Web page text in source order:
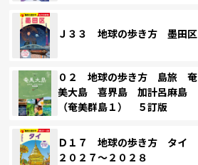
Ｊ３３ 地球の歩き方 墨田区
０２ 地球の歩き方 島旅 奄
美大島 喜界島 加計呂麻島
（奄美群島１） ５訂版
Ｄ１７ 地球の歩き方 タイ
２０２７～２０２８